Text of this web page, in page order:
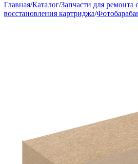
Главная/Каталог/Запчасти для ремонта
восстановления картриджа/